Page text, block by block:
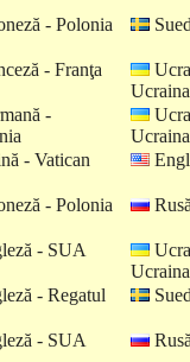
- Polonia
- Franţa
Ucraina
-
Ucraina
- Vatican
- Polonia
- SUA
Ucraina
- Regatul
- SUA